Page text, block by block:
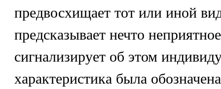
предвосхищает тот или иной
предсказывает нечто
сигнализирует об этом
характеристика была